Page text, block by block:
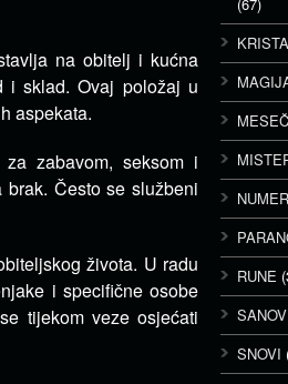
na obitelj i kućna
i sklad.Ovaj položaj u
aspekata.
zabavom, seksom i
brak. Često se službeni
života. U radu
i specifične osobe
tijekom veze osjećati
RUNE
SNOVI